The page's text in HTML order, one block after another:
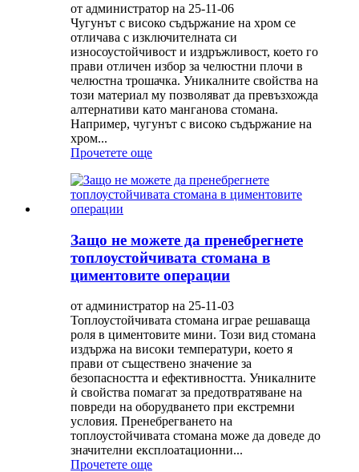
от администратор на 25-11-06
Чугунът с високо съдържание на хром се
отличава с изключителната си
износоустойчивост и издръжливост, което го
прави отличен избор за челюстни плочи в
челюстна трошачка. Уникалните свойства на
този материал му позволяват да превъзхожда
алтернативи като манганова стомана.
Например, чугунът с високо съдържание на
хром...
Прочетете още
Защо не можете да пренебрегнете
топлоустойчивата стомана в
циментовите операции
от администратор на 25-11-03
Топлоустойчивата стомана играе решаваща
роля в циментовите мини. Този вид стомана
издържа на високи температури, което я
прави от съществено значение за
безопасността и ефективността. Уникалните
ѝ свойства помагат за предотвратяване на
повреди на оборудването при екстремни
условия. Пренебрегването на
топлоустойчивата стомана може да доведе до
значителни експлоатационни...
Прочетете още